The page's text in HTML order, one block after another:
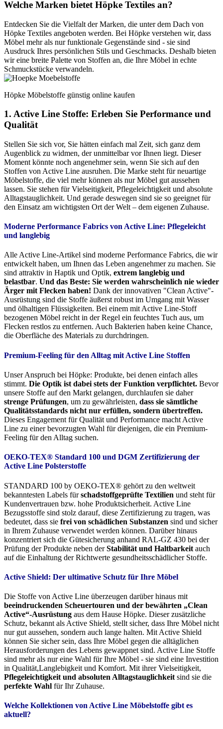
Welche Marken bietet Höpke Textiles an?
Entdecken Sie die Vielfalt der Marken, die unter dem Dach von
Höpke Textiles angeboten werden. Bei Höpke verstehen wir, dass
Möbel mehr als nur funktionale Gegenstände sind - sie sind
Ausdruck Ihres persönlichen Stils und Geschmacks. Deshalb bieten
wir eine breite Palette von Stoffen an, die Ihre Möbel in echte
Schmuckstücke verwandeln.
Höpke Möbelstoffe günstig online kaufen
1. Active Line Stoffe: Erleben Sie Performance und
Qualität
Stellen Sie sich vor, Sie hätten einfach mal Zeit, sich ganz dem
Augenblick zu widmen, der unmittelbar vor Ihnen liegt. Dieser
Moment könnte noch angenehmer sein, wenn Sie sich auf den
Stoffen von Active Line ausruhen. Die Marke steht für neuartige
Möbelstoffe, die viel mehr können als nur Möbel gut aussehen
lassen. Sie stehen für Vielseitigkeit, Pflegeleichtigkeit und absolute
Alltagstauglichkeit. Und gerade deswegen sind sie so geeignet für
den Einsatz am wichtigsten Ort der Welt – dem eigenen Zuhause.
Moderne Performance Fabrics von Active Line: Pflegeleicht
und langlebig
Alle Active Line-Artikel sind moderne Performance Fabrics, die wir
entwickelt haben, um Ihnen das Leben angenehmer zu machen. Sie
sind attraktiv in Haptik und Optik, extrem langlebig und
belastbar. Und das Beste: Sie werden wahrscheinlich nie wieder
Ärger mit Flecken haben! Dank der innovativen "Clean Active"-
Ausrüstung sind die Stoffe äußerst robust im Umgang mit Wasser
und ölhaltigen Flüssigkeiten. Bei einem mit Active Line-Stoff
bezogenen Möbel reicht in der Regel ein feuchtes Tuch aus, um
Flecken restlos zu entfernen. Auch Bakterien haben keine Chance,
die Oberfläche des Materials zu durchdringen.
Premium-Feeling für den Alltag mit Active Line Stoffen
Unser Anspruch bei Höpke: Produkte, bei denen einfach alles
stimmt. Die Optik ist dabei stets der Funktion verpflichtet. Bevor
unsere Stoffe auf den Markt gelangen, durchlaufen sie daher
strenge Prüfungen, um zu gewährleisten, dass sie sämtliche
Qualitätsstandards nicht nur erfüllen, sondern übertreffen.
Dieses Engagement für Qualität und Performance macht Active
Line zu einer bevorzugten Wahl für diejenigen, die ein Premium-
Feeling für den Alltag suchen.
OEKO-TEX® Standard 100 und DGM Zertifizierung der
Active Line Polsterstoffe
STANDARD 100 by OEKO-TEX® gehört zu den weltweit
bekanntesten Labels fürschadstoffgeprüfte Textilien und steht für
Kundenvertrauen bzw. hohe Produktsicherheit. Active Line
Bezugsstoffe sind stolz darauf, diese Zertifizierung zu tragen, was
bedeutet, dass sie frei von schädlichen Substanzen sind und sicher
in Ihrem Zuhause verwendet werden können. Darüber hinaus
konzentriert sich die Gütesicherung anhand RAL-GZ 430 bei der
Prüfung der Produkte neben derStabilität und Haltbarkeit auch
auf die Einhaltung der Richtwerte gesundheitsschädlicher Stoffe.
Active Shield: Der ultimative Schutz für Ihre Möbel
Die Stoffe von Active Line überzeugen darüber hinaus mit
beeindruckenden Scheuertouren und der bewährten „Clean
Active“-Ausrüstung aus dem Hause Höpke. Dieser zusätzliche
Schutz, bekannt als Active Shield, stellt sicher, dass Ihre Möbel nicht
nur gut aussehen, sondern auch lange halten. Mit Active Shield
können Sie sicher sein, dass Ihre Möbel gegen die alltäglichen
Herausforderungen des Lebens gewappnet sind. Active Line Stoffe
sind mehr als nur eine Wahl für Ihre Möbel - sie sind eine Investition
in Qualität,Langlebigkeit und Komfort. Mit ihrer Vielseitigkeit,
Pflegeleichtigkeit und absoluten Alltagstauglichkeit sind sie die
perfekte Wahl für Ihr Zuhause.
Welche Kollektionen von Active Line Möbelstoffe gibt es
aktuell?